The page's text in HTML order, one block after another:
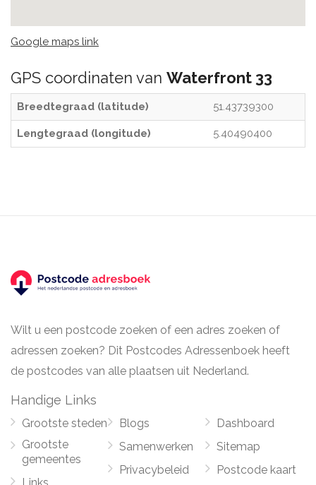
Google maps link
GPS coordinaten van Waterfront 33
Breedtegraad (latitude) 51.43739300
Lengtegraad (longitude) 5.40490400
Wilt u een postcode zoeken of een adres zoeken of
adressen zoeken? Dit Postcodes Adressenboek heeft
de postcodes van alle plaatsen uit Nederland.
Handige Links
Grootste steden
Grootste
gemeentes
Blogs
Samenwerken
Privacybeleid
Dashboard
Sitemap
Postcode kaart